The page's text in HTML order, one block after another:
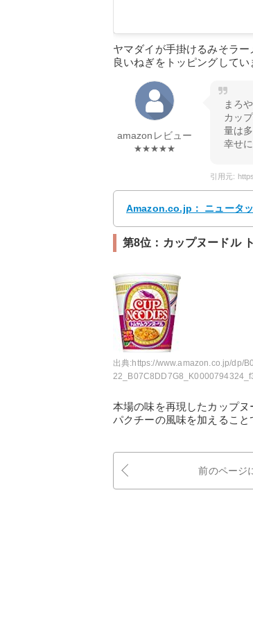
ヤマダイが手掛けるみそラ
良いねぎをトッピングして
amazonレビュー
★★★★★
まろ
カッ
量は
幸せ
Amazon.co.jp： ニュータ
第8位：カップヌードル
出典:https://www.amazon.co.jp/dp/
本場の味を再現したカップ
パクチーの風味を加えること
前のページ